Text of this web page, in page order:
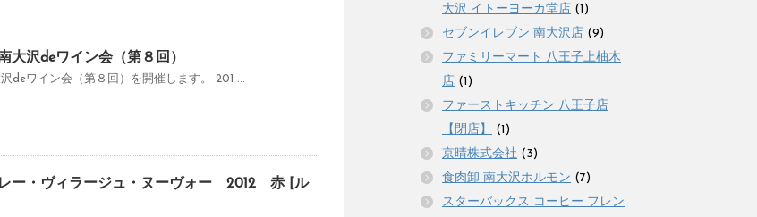
大沢deワイン会（第８回）
deワイン会（第８回）を開催します。 201 ...
ー・ヴィラージュ・ヌーヴォー 2012 赤 [ル
大沢 イトーヨーカ堂店 (1)
セブンイレブン 南大沢店 (9)
ファミリーマート 八王子上柚木
店 (1)
ファーストキッチン 八王子店
【閉店】
(1)
京晴株式会社 (3)
食肉卸 南大沢ホルモン (7)
スターバックス コーヒー フレン